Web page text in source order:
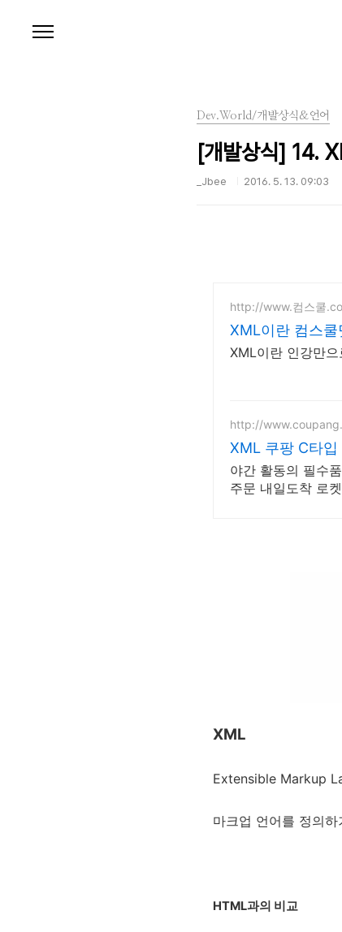
Dev.World/개발상식&언어
[개발상식] 14.
_Jbee 2016. 5. 13. 09:03
http://www.컴스쿨
XML이란 컴스
XML이란 인강만
http://
XML 쿠팡 C타입
야간 활동의 필수
주문 내일도착 로
XML
Extensible Markup
마크업 언어를 정의
HTML과의 비교